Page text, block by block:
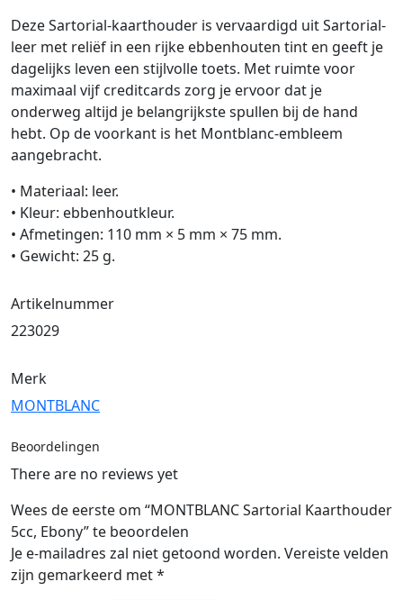
Deze Sartorial-kaarthouder is vervaardigd uit Sartorial-
leer met reliëf in een rijke ebbenhouten tint en geeft je
dagelijks leven een stijlvolle toets. Met ruimte voor
maximaal vijf creditcards zorg je ervoor dat je
onderweg altijd je belangrijkste spullen bij de hand
hebt. Op de voorkant is het Montblanc-embleem
aangebracht.
• Materiaal: leer.
• Kleur: ebbenhoutkleur.
• Afmetingen: 110 mm × 5 mm × 75 mm.
• Gewicht: 25 g.
Artikelnummer
223029
Merk
MONTBLANC
Beoordelingen
There are no reviews yet
Wees de eerste om “MONTBLANC Sartorial Kaarthouder
5cc, Ebony” te beoordelen
Je e-mailadres zal niet getoond worden. Vereiste velden
zijn gemarkeerd met*